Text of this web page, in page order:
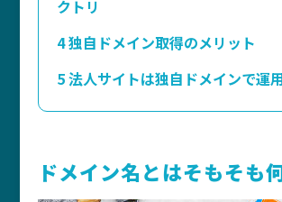
クトリ
4独自ドメイン取得のメリット
5法人サイトは独自ドメインで運
ドメイン名とはそもそも